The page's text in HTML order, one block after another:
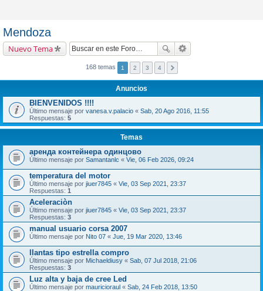
Mendoza
Nuevo Tema
168 temas 1 2 3 4
Anuncios
BIENVENIDOS !!!!
Último mensaje por vanesa.v.palacio « Sab, 20 Ago 2016, 11:55
Respuestas: 5
Temas
аренда контейнера одинцово
Último mensaje por Samantanlc « Vie, 06 Feb 2026, 09:24
temperatura del motor
Último mensaje por jiuer7845 « Vie, 03 Sep 2021, 23:37
Respuestas: 1
Aceleraciòn
Último mensaje por jiuer7845 « Vie, 03 Sep 2021, 23:37
Respuestas: 3
manual usuario corsa 2007
Último mensaje por Nito 07 « Jue, 19 Mar 2020, 13:46
llantas tipo estrella compro
Último mensaje por Michaeldiusy « Sab, 07 Jul 2018, 21:06
Respuestas: 3
Luz alta y baja de cree Led
Último mensaje por mauricioraul « Sab, 24 Feb 2018, 13:50